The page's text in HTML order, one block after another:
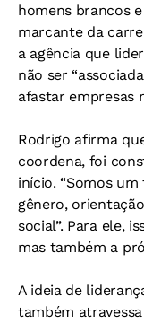
homens brancos
marcante da
a agência que
não ser
afastar empresas
Rodrigo afirma
coordena, foi
início. “Somos
gênero,
social”. Para ele,
mas também a
A ideia de
também